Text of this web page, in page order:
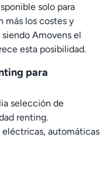
solo para
más los costes y
Amovens el
esta posibilidad.
para
selección de
renting.
eléctricas, automáticas